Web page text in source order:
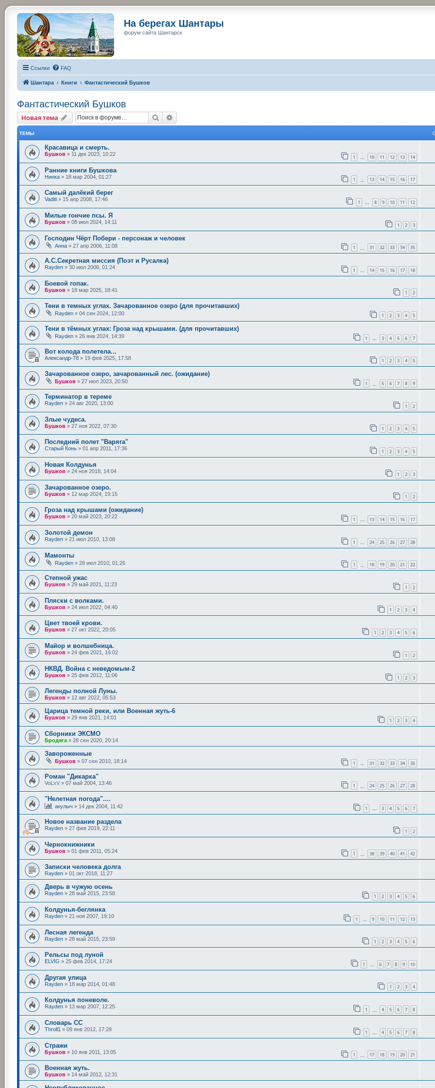
На берегах Шантары
форум сайта Шантарск
Ссылки FAQ
Шантара Книги Фантастический Бушков
Фантастический Бушков
Новая тема Поиск
ТЕМЫ
Красавица и смерть.
Бушков » 11 дек 2023, 10:22 1 … 10 11 12 13 14
Ранние книги Бушкова
Нинка » 18 мар 2004, 01:27 1 13 14 15 16 17
Самый далёкий берег
Vaditi » 15 апр 2008, 17:46 1 … 8 9 10 11 12
Милые гончие псы. Я
Бушков » 08 июл 2024, 14:11 1 2 3
Господин Чёрт Побери - персонаж и человек
Анна » 27 апр 2006, 11:08 1 31 32 33 34 35
А.С.Секретная миссия (Поэт и Русалка)
Rayden » 30 июл 2006, 01:24 1 … 14 15 16 17 18
Боевой гопак.
Бушков » 18 мар 2025, 18:41 1 2
Тени в темных углах. Зачарованное озеро (для прочитавших)
Rayden » 04 сен 2024, 12:00 1 2 3 4 5
Тени в тёмных углах: Гроза над крышами. (для прочитавших)
Rayden » 26 янв 2024, 14:39 1 … 3 4 5 6 7
Вот колода полетела...
Александр-78 » 19 фев 2025, 17:58 1 2 3 4 5
Зачарованное озеро, зачарованный лес. (ожидание)
Бушков » 27 июл 2023, 20:50 1 5 6 7 8 9
Терминатор в тереме
Rayden » 24 авг 2020, 13:00 1 2
Злые чудеса.
Бушков » 27 ноя 2022, 07:30 1 2 3 4 5
Последний полет "Варяга"
Старый Конь » 01 апр 2011, 17:36 1 2 3 4 5
Новая Колдунья
Бушков » 24 ноя 2018, 14:04 1 2 3
Зачарованное озеро.
Бушков » 12 мар 2024, 19:15 1 2
Гроза над крышами (ожидание)
Бушков » 20 май 2023, 20:22 1 … 13 14 15 16 17
Золотой демон
Rayden » 21 июл 2010, 13:08 1 24 25 26 27 28
Мамонты
Rayden » 28 июл 2010, 01:26 1 18 19 20 21 22
Степной ужас
Бушков » 29 май 2021, 11:23 1 2
Пляски с волками.
Бушков » 24 июл 2022, 04:40 1 2 3 4
Цвет твоей крови.
Бушков » 27 окт 2022, 20:05 1 2 3 4 5 6
Майор и волшебница.
Бушков » 24 фев 2021, 16:02 1 2
НКВД. Война с неведомым-2
Бушков » 25 фев 2012, 11:06 1 2 3
Легенды полной Луны.
Бушков » 12 авг 2022, 05:53
Царица темной реки, или Военная жуть-6
Бушков » 29 янв 2021, 14:01 1 2 3 4
Сборники ЭКСМО
Бродяга » 28 сен 2020, 20:14
Завороженные
Бушков » 07 сен 2010, 18:14 1 … 31 32 33 34 35
Роман "Дикарка"
VoLxV » 07 май 2004, 13:46 1 24 25 26 27 28
"Нелетная погода"....
акулыч » 14 дек 2004, 11:42 1 … 3 4 5 6 7
Новое название раздела
Rayden » 27 фев 2019, 22:11 1 2
Чернокнижники
Бушков » 01 фев 2011, 05:24 1 38 39 40 41 42
Записки человека долга
Rayden » 01 окт 2018, 11:27
Дверь в чужую осень
Rayden » 28 май 2015, 23:58 1 2 3 4 5 6
Колдунья-беглянка
Rayden » 21 ноя 2007, 19:10 1 9 10 11 12 13
Лесная легенда
Rayden » 28 май 2015, 23:59 1 2 3 4 5 6
Рельсы под луной
ELVIG » 25 фев 2014, 17:24 1 … 6 7 8 9 10
Другая улица
Rayden » 18 мар 2014, 01:48 1 2 3 4
Колдунья поневоле.
Rayden » 13 мар 2007, 12:25 1 4 5 6 7 8
Словарь СС
Throll1 » 09 янв 2012, 17:28 1 … 4 5 6 7 8
Стражи
Бушков » 10 янв 2011, 13:05 1 17 18 19 20 21
Военная жуть.
Бушков » 14 май 2012, 12:31